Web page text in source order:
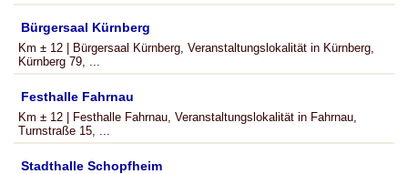
Bürgersaal Kürnberg
Km ± 12 | Bürgersaal Kürnberg, Veranstaltungslokalität in Kürnberg,
Kürnberg 79, ...
Festhalle Fahrnau
Km ± 12 | Festhalle Fahrnau, Veranstaltungslokalität in Fahrnau,
Turnstraße 15, ...
Stadthalle Schopfheim